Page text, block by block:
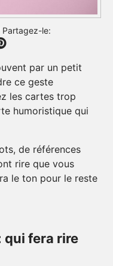
Partagez-le:
par un petit
ce geste
les cartes trop
humoristique qui
de références
rire que vous
le ton pour le reste
qui fera rire